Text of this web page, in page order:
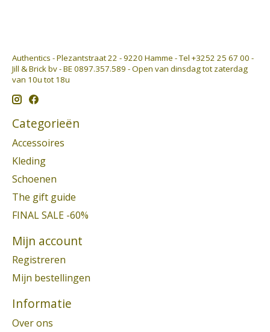
Authentics - Plezantstraat 22 - 9220 Hamme - Tel +3252 25 67 00 -
Jill & Brick bv - BE 0897.357.589 - Open van dinsdag tot zaterdag
van 10u tot 18u
Categorieën
Accessoires
Kleding
Schoenen
The gift guide
FINAL SALE -60%
Mijn account
Registreren
Mijn bestellingen
Informatie
Over ons